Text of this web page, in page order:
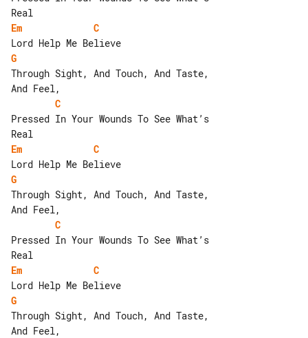
Em
C
G
Through Sight, And Touch, And Taste,
C
Pressed In Your Wounds To See What’s
Em
C
G
Through Sight, And Touch, And Taste,
C
Pressed In Your Wounds To See What’s
Em
C
G
Through Sight, And Touch, And Taste,